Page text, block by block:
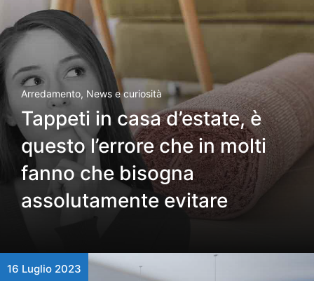
Arredamento, News e curiosità
Tappeti in casa d’estate, è
questo l’errore che in molti
fanno che bisogna
assolutamente evitare
16 Luglio 2023